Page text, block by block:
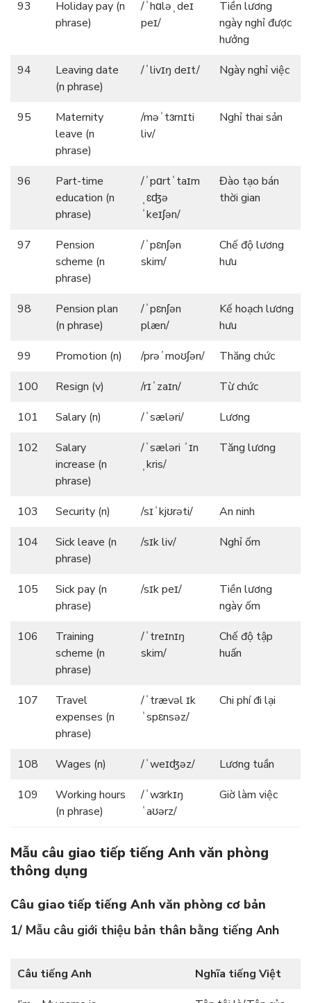
93
Holiday pay (n
phrase)
/ˈhɑləˌdeɪ
peɪ/
Tiền lương
ngày nghỉ được
hưởng
94
Leaving date
(n phrase)
/ˈlivɪŋ deɪt/ Ngày nghỉ việc
95
Maternity
leave (n
phrase)
/məˈtɜrnɪti
liv/
Nghỉ thai sản
96
Part-time
education (n
phrase)
/ˈpɑrtˈtaɪm
ˌɛʤə
ˈkeɪʃən/
Đào tạo bán
thời gian
97
Pension
scheme (n
phrase)
/ˈpɛnʃən
skim/
Chế độ lương
hưu
98
Pension plan
(n phrase)
/ˈpɛnʃən
plæn/
Kế hoạch lương
hưu
99
Promotion (n) /prəˈmoʊʃən/
Thăng chức
100
Resign (v) /rɪˈzaɪn/
Từ chức
101
Salary (n) /ˈsæləri/
Lương
102
Salary
increase (n
phrase)
/ˈsæləri ˈɪn
ˌkris/
Tăng lương
103 Security (n) /sɪˈkjʊrəti/
An ninh
104
Sick leave (n
phrase)
/sɪk liv/ Nghỉ ốm
105
Sick pay (n
phrase)
/sɪk peɪ/
Tiền lương
ngày ốm
106
Training
scheme (n
phrase)
/ˈtreɪnɪŋ
skim/
Chế độ tập
huấn
107
Travel
expenses (n
phrase)
/ˈtrævəl ɪk
ˈspɛnsəz/
Chi phí đi lại
108 Wages (n) /ˈweɪʤəz/
Lương tuần
109
Working hours
(n phrase)
/ˈwɜrkɪŋ
ˈaʊərz/
Giờ làm việc
Mẫu câu giao tiếp tiếng Anh văn phòng
thông dụng
Câu giao tiếp tiếng Anh văn phòng cơ bản
1/ Mẫu câu giới thiệu bản thân bằng tiếng Anh
Câu tiếng Anh
Nghĩa tiếng Việt